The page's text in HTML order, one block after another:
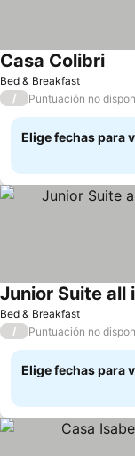
Bed & Breakfast
Casa Colibri
/ Puntuación no
Elige fechas para
Bed & Breakfast
/ Puntuación no
Elige fechas para